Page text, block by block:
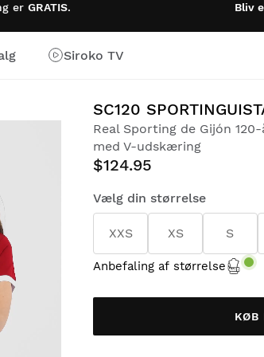
er GRATIS. Bliv
Siroko TV
SC120
Real Sporting de Gijón
med V-udskæring
$124.95
Vælg din størrelse
XXS XS S
Anbefaling af størrelse
KØB